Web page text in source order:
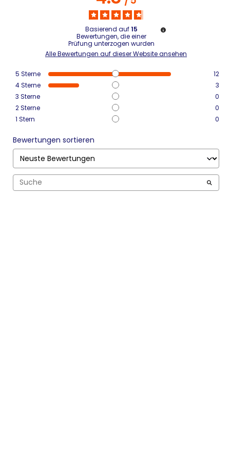
Basierend auf15
Bewertungen, die einer
Prüfung unterzogen wurden
Alle Bewertungen auf dieser Website ansehen
5 Sterne
12
4Sterne
3
3 Sterne
0
2Sterne
0
1 Stern 0
Bewertungen sortieren